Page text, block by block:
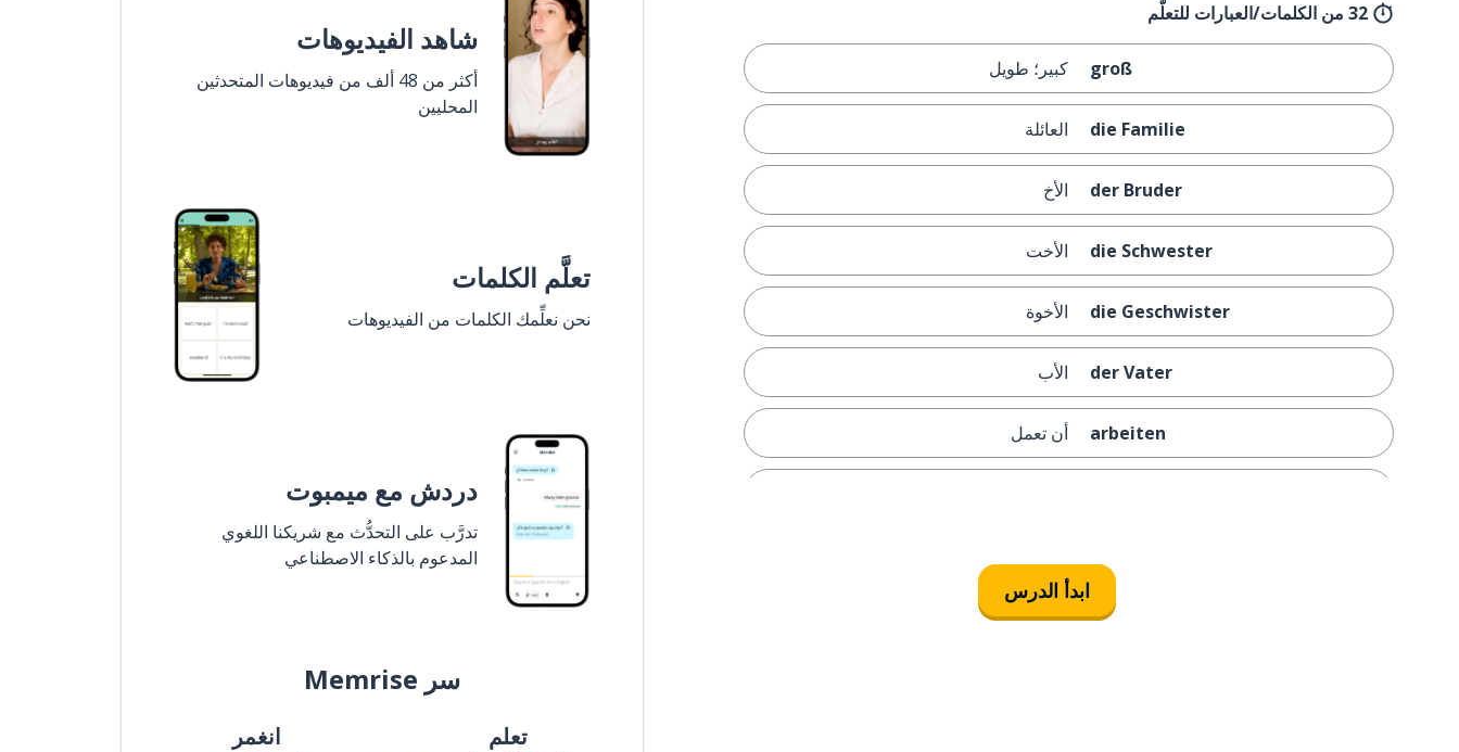
32 من الكلمات/العبارات للتعلُّم
groß كبير؛ طويل
die Familie العائلة
der Bruder الأخ
die Schwester الأخت
die Geschwister الأخوة
der Vater الأب
arbeiten أن تعمل
der Lehrer المعلم
ابدأ الدرس
شاهد الفيديوهات
أكثر من 48 ألف من فيديوهات المتحدثين
المحليين
تعلَّم الكلمات
نحن نعلِّمك الكلمات من الفيديوهات
دردش مع ميمبوت
تدرَّب على التحدُّث مع شريكنا اللغوي
المدعوم بالذكاء الاصطناعي
سر Memrise
تعلم انغمر